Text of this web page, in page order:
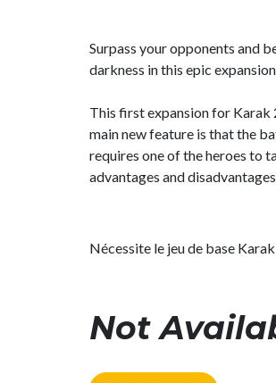
Surpass your opponents and
darkness in this epic
This first expansion for Karak
main new feature is that the
requires one of the heroes to
advantages and
Nécessite le jeu de base
Not